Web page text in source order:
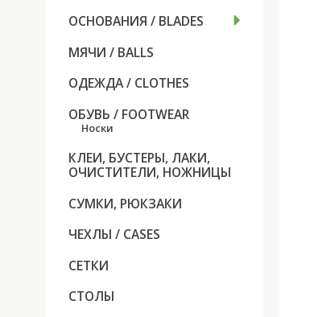
ОСНОВАНИЯ / BLADES
МЯЧИ / BALLS
ОДЕЖДА / CLOTHES
ОБУВЬ / FOOTWEAR
Носки
КЛЕИ, БУСТЕРЫ, ЛАКИ,
ОЧИСТИТЕЛИ, НОЖНИЦЫ
СУМКИ, РЮКЗАКИ
ЧЕХЛЫ / CASES
СЕТКИ
СТОЛЫ